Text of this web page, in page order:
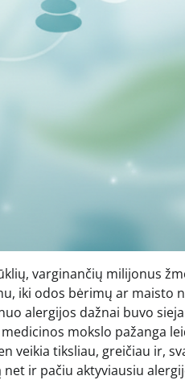
varginančių milijonus
iki odos bėrimų ar maisto
alergijos dažnai buvo
mokslo pažanga
veikia tiksliau, greičiau ir,
ir pačiu aktyviausiu